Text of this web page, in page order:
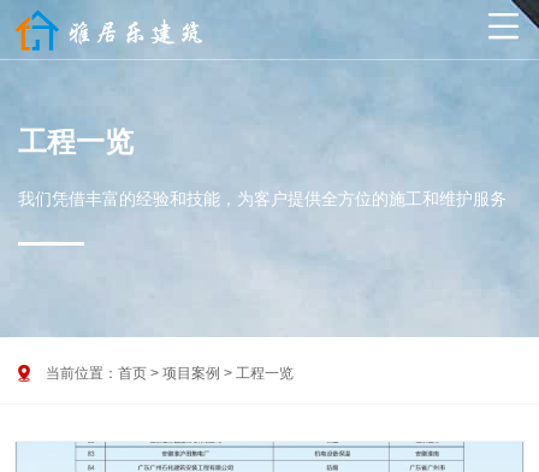

工程一览
我们凭借丰富的经验和技能，为客户提供全方位的施工和维护服务
 当前位置： 首页 > 项目案例 > 工程一览